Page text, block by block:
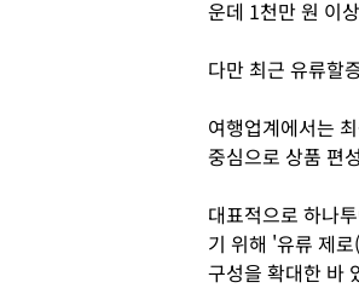
운데 1천만 원 이
다만 최근 유류할
여행업계에서는
중심으로 상품 편
대표적으로 하나
기 위해 '유류 제
구성을 확대한 바